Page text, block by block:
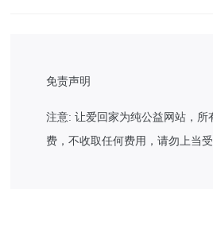
免责声明
注意: 让爱回家为纯公益网站，所
费，不收取任何费用，请勿上当受